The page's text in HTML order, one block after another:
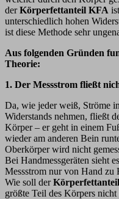
derKörperfettanteil KFA
unterschiedlich hohen
ist diese Methode sehr
Aus folgenden Gründen
Theorie:
1. Der Messstrom fließt
Da, wie jeder weiß, Ströme
Widerstands nehmen, fließt
Körper – er geht in einem
wieder am anderen Bein
Oberkörper wird nicht
Bei Handmessgeräten sieht
Messstrom nur von Hand zu
Wie soll derKörperfettanteil
größte Teil des Körpers